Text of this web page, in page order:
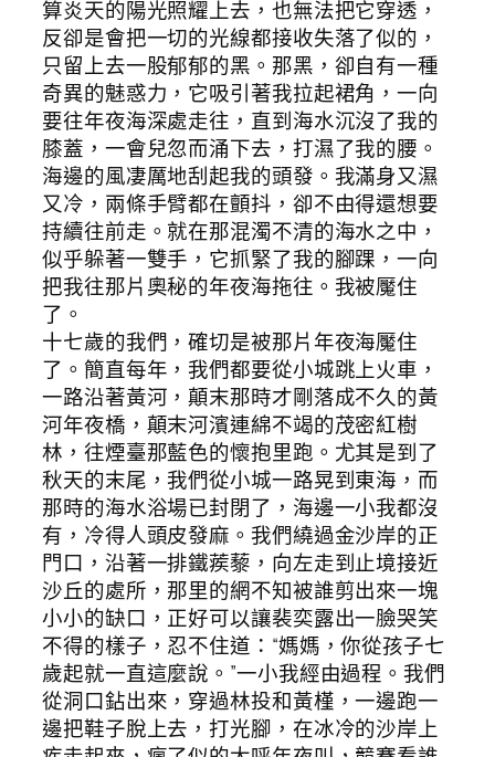
算炎天的陽光照耀上去，也無法把它穿透，
反卻是會把一切的光線都接收失落了似的，
只留上去一股郁郁的黑。那黑，卻自有一種
奇異的魅惑力，它吸引著我拉起裙角，一向
要往年夜海深處走往，直到海水沉沒了我的
膝蓋，一會兒忽而涌下去，打濕了我的腰。
海邊的風凄厲地刮起我的頭發。我滿身又濕
又冷，兩條手臂都在顫抖，卻不由得還想要
持續往前走。就在那混濁不清的海水之中，
似乎躲著一雙手，它抓緊了我的腳踝，一向
把我往那片奧秘的年夜海拖往。我被魘住
了。
十七歲的我們，確切是被那片年夜海魘住
了。簡直每年，我們都要從小城跳上火車，
一路沿著黃河，顛末那時才剛落成不久的黃
河年夜橋，顛末河濱連綿不竭的茂密紅樹
林，往煙臺那藍色的懷抱里跑。尤其是到了
秋天的末尾，我們從小城一路晃到東海，而
那時的海水浴場已封閉了，海邊一小我都沒
有，冷得人頭皮發麻。我們繞過金沙岸的正
門口，沿著一排鐵蒺藜，向左走到止境接近
沙丘的處所，那里的網不知被誰剪出來一塊
小小的缺口，正好可以讓裴奕露出一臉哭笑
不得的樣子，忍不住道：“媽媽，你從孩子七
歲起就一直這麼說。”一小我經由過程。我們
從洞口鉆出來，穿過林投和黃槿，一邊跑一
邊把鞋子脫上去，打光腳，在冰冷的沙岸上